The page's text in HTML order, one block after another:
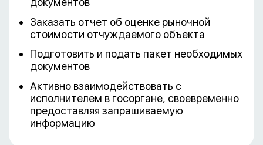
Заказать отчет об оценке рыночной
стоимости отчуждаемого объекта
Подготовить и подать пакет необходимых
документов
Активно взаимодействовать с
исполнителем в госоргане, своевременно
предоставляя запрашиваемую
информацию